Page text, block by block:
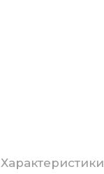
Характеристики